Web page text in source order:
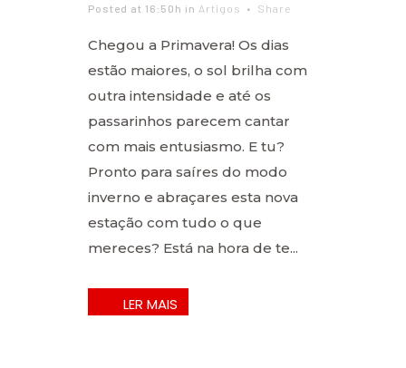
Posted at 16:50h in Artigos Share
Chegou a Primavera! Os dias
estão maiores, o sol brilha com
outra intensidade e até os
passarinhos parecem cantar
com mais entusiasmo. E tu?
Pronto para saíres do modo
inverno e abraçares esta nova
estação com tudo o que
mereces? Está na hora de te...